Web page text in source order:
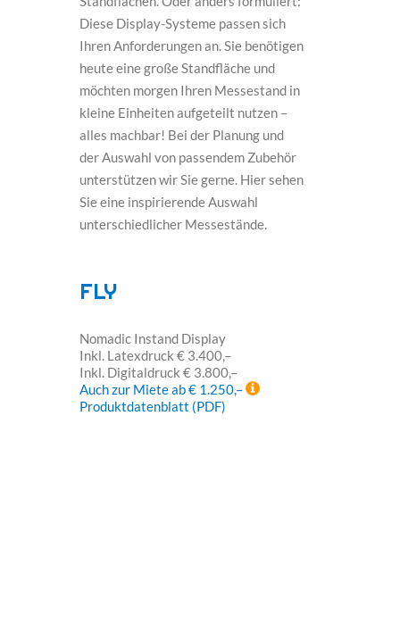
Diese Display-Systeme passen sich
Ihren Anforderungen an. Sie benötigen
heute eine große Standfläche und
möchten morgen Ihren Messestand in
kleine Einheiten aufgeteilt nutzen –
alles machbar! Bei der Planung und
der Auswahl von passendem Zubehör
unterstützen wir Sie gerne. Hier sehen
Sie eine inspirierende Auswahl
unterschiedlicher Messestände.
FLY
Nomadic Instand Display
Inkl. Latexdruck € 3.400,–
Inkl. Digitaldruck € 3.800,–
Auch zur Miete ab € 1.250,–
Produktdatenblatt (PDF)